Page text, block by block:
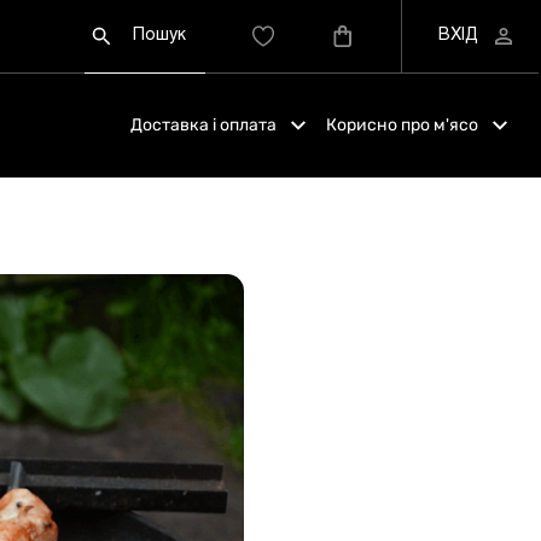
Доставка і оплата Корисно про м'ясо